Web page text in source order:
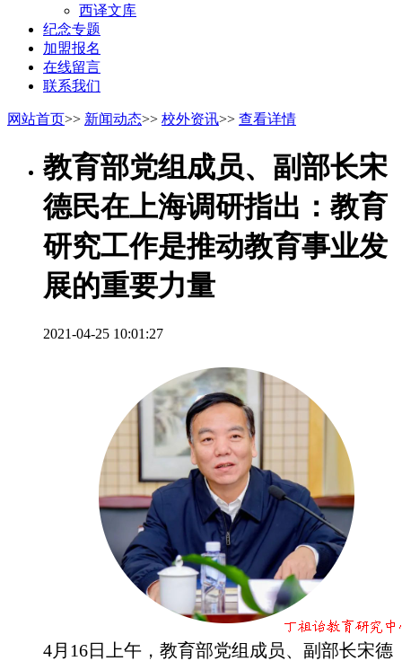
西译文库
纪念专题
加盟报名
在线留言
联系我们
网站首页>> 新闻动态>> 校外资讯>> 查看详情
教育部党组成员、副部长宋
德民在上海调研指出：教育
研究工作是推动教育事业发
展的重要力量
2021-04-25 10:01:27
4月16日上午，教育部党组成员、副部长宋德